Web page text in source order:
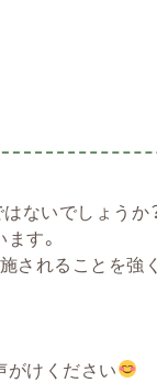
ないでしょうか
す。
されることを強
がけください